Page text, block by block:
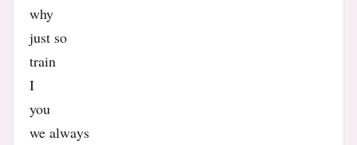
why
just so
train
I
you
we always